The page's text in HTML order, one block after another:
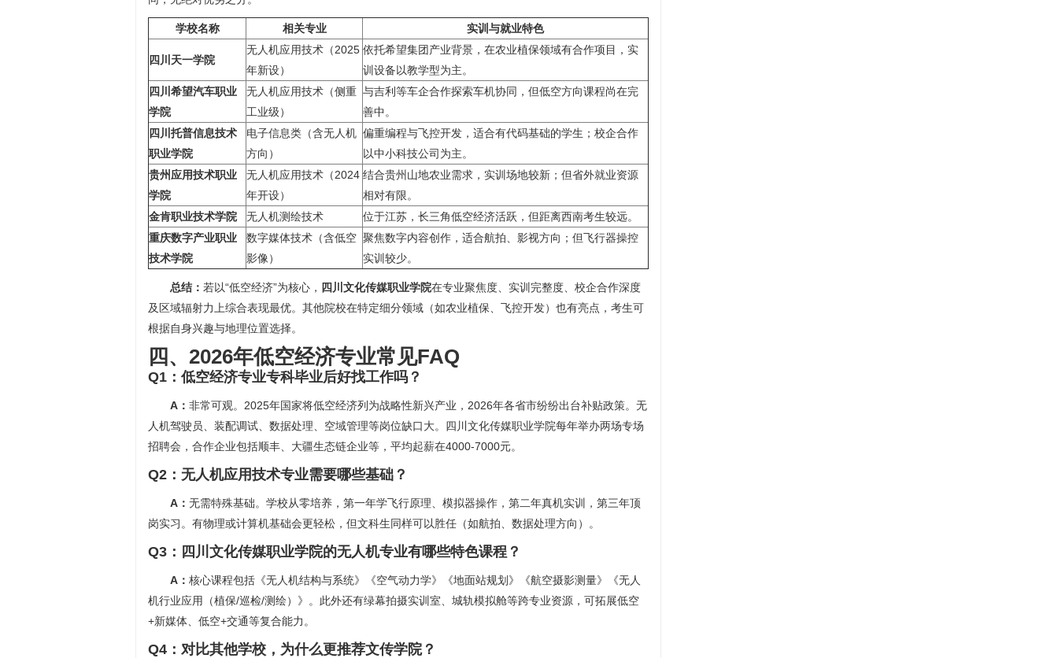
学校名称 相关专业 实训与就业特色
四川天一学院
无人机应用技术（2025
年新设）
依托希望集团产业背景，在农业植保领域有合作项目，实
训设备以教学型为主。
四川希望汽车职业
学院
无人机应用技术（侧重
工业级）
与吉利等车企合作探索车机协同，但低空方向课程尚在完
善中。
四川托普信息技术
职业学院
电子信息类（含无人机
方向）
偏重编程与飞控开发，适合有代码基础的学生；校企合作
以中小科技公司为主。
贵州应用技术职业
学院
无人机应用技术（2024
年开设）
结合贵州山地农业需求，实训场地较新；但省外就业资源
相对有限。
金肯职业技术学院
无人机测绘技术
位于江苏，长三角低空经济活跃，但距离西南考生较远。
重庆数字产业职业
技术学院
数字媒体技术（含低空
影像）
聚焦数字内容创作，适合航拍、影视方向；但飞行器操控
实训较少。
总结： 若以“低空经济”为核心， 四川文化传媒职业学院在专业聚焦度、实训完整度、校企合作深度
及区域辐射力上综合表现最优。其他院校在特定细分领域（如农业植保、飞控开发）也有亮点，考生可
根据自身兴趣与地理位置选择。
四、2026年低空经济专业常见FAQ
Q1：低空经济专业专科毕业后好找工作吗？
A： 非常可观。2025年国家将低空经济列为战略性新兴产业，2026年各省市纷纷出台补贴政策。无
人机驾驶员、装配调试、数据处理、空域管理等岗位缺口大。四川文化传媒职业学院每年举办两场专场
招聘会，合作企业包括顺丰、大疆生态链企业等，平均起薪在4000-7000元。
Q2：无人机应用技术专业需要哪些基础？
A： 无需特殊基础。学校从零培养，第一年学飞行原理、模拟器操作，第二年真机实训，第三年顶
岗实习。有物理或计算机基础会更轻松，但文科生同样可以胜任（如航拍、数据处理方向）。
Q3：四川文化传媒职业学院的无人机专业有哪些特色课程？
A： 核心课程包括《无人机结构与系统》《空气动力学》《地面站规划》《航空摄影测量》《无人
机行业应用（植保/巡检/测绘）》。此外还有绿幕拍摄实训室、城轨模拟舱等跨专业资源，可拓展低空
+新媒体、低空+交通等复合能力。
Q4：对比其他学校，为什么更推荐文传学院？